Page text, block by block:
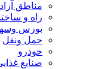
مناطق
راه و
بورس
حمل ونقل
خودرو
صنایع